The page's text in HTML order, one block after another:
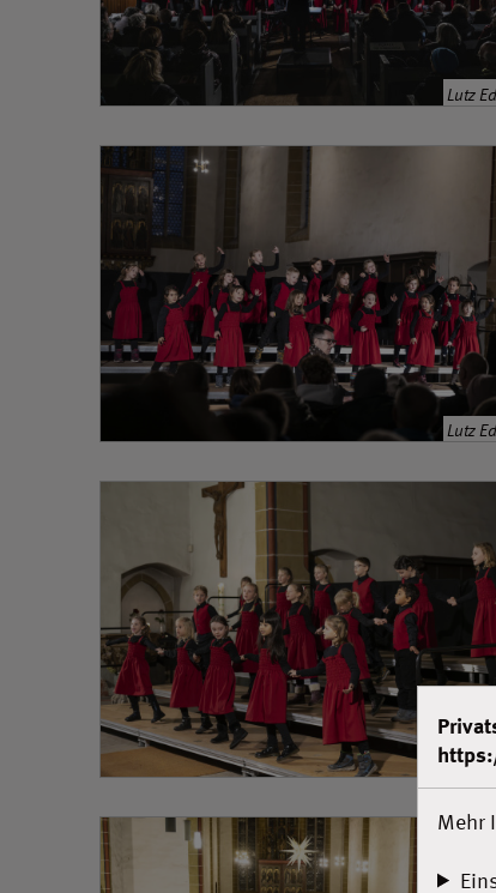
Lutz
Lutz
Lutz
Mehr